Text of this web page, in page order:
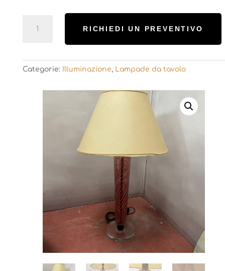
Faro
quantità
RICHIEDI UN PREVENTIVO
Categorie: Illuminazione, Lampade da tavolo
Faro
quantità
RICHIEDI UN PREVENTIVO
Categorie: Illuminazione Lampade da tavolo